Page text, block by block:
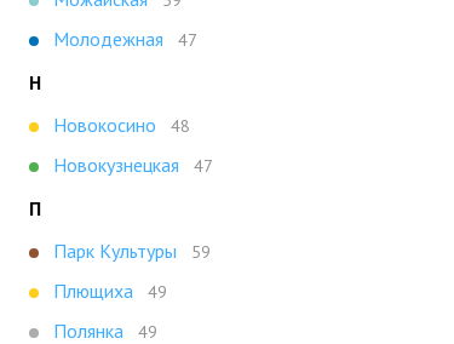
Молодежная 47
Н
Новокосино
48
Новокузнецкая 47
П
Парк Культуры
59
Плющиха 49
Полянка 49